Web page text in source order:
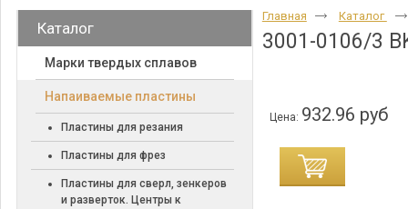
Каталог
Марки твердых сплавов
Напаиваемые пластины
Пластины для резания
Пластины для фрез
Пластины для сверл, зенкеров
и разверток. Центры к
Главная Каталог
3001-0106/3
Цена: 932.96 руб